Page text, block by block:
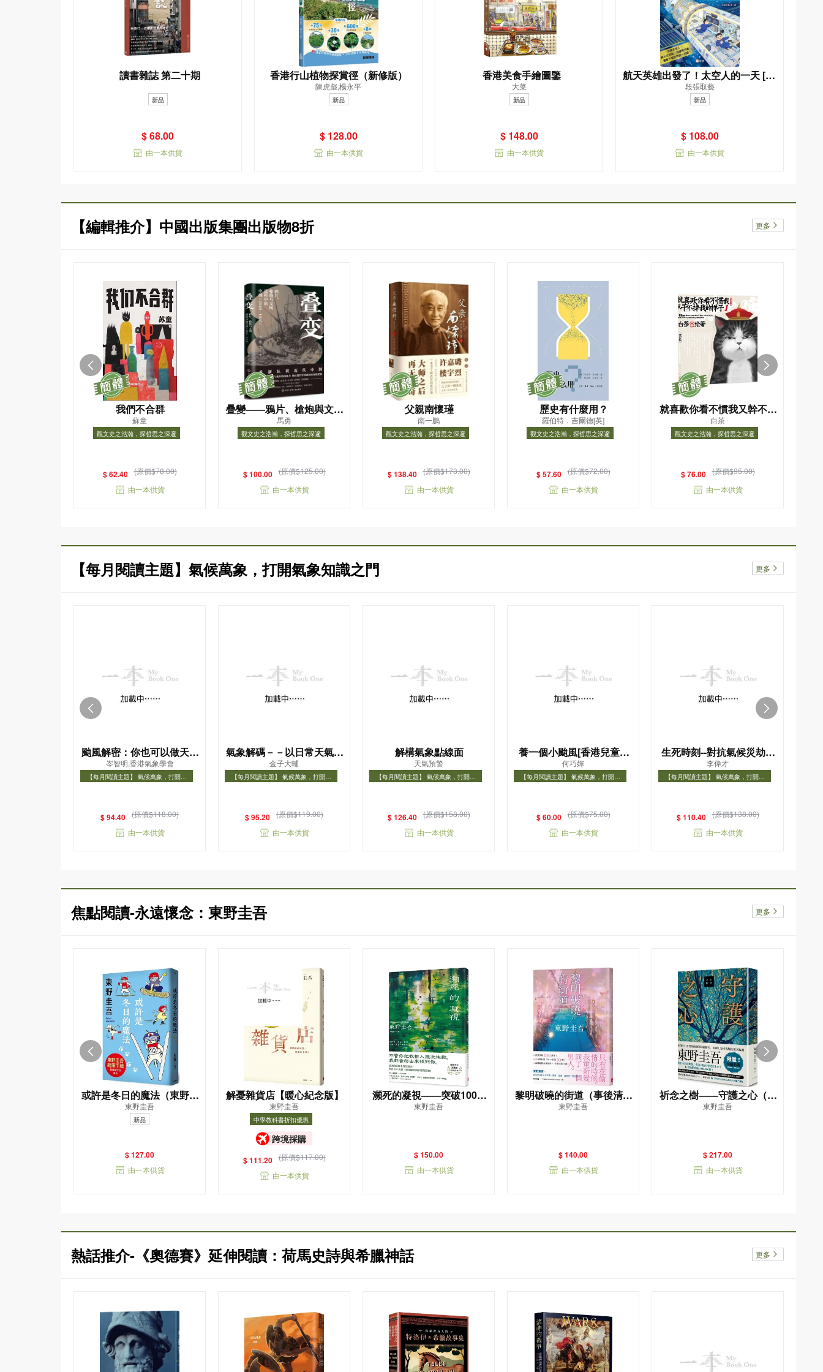
讀書雜誌 第二十期
新品
$ 68.00
由一本供貨
香港行山植物探賞徑（新修版）
陳虎彪,楊永平
新品
$ 128.00
由一本供貨
香港美食手繪圖鑒
大菜
新品
$ 148.00
由一本供貨
航天英雄出發了！太空人的一天 [新
雅．知識館]
段張取藝
新品
$ 108.00
由一本供貨
【編輯推介】中國出版集團出版物8折 更多
我們不合群
蘇童
觀文史之浩瀚，探哲思之深邃
$ 62.40 (原價$78.00)
由一本供貨
疊變——鴉片、槍炮與文明
進程中的中國(1840-1915)
馬勇
觀文史之浩瀚，探哲思之深邃
$ 100.00 (原價$125.00)
由一本供貨
父親南懷瑾
南一鵬
觀文史之浩瀚，探哲思之深邃
$ 138.40 (原價$173.00)
由一本供貨
歷史有什麼用？
羅伯特．吉爾德[英]
觀文史之浩瀚，探哲思之深邃
$ 57.60 (原價$72.00)
由一本供貨
就喜歡你看不慣我又幹不掉
我的樣子(1增訂版)
白茶
觀文史之浩瀚，探哲思之深邃
$ 76.00 (原價$95.00)
由一本供貨
【每月閱讀主題】氣候萬象，打開氣象知識之門 更多
颱風解密：你也可以做天氣
達人！
岑智明,香港氣象學會
【每月閱讀主題】 氣候萬象，打開氣
$ 94.40 (原價$118.00)
由一本供貨
氣象解碼－－以日常天氣變
化揭開大自然奧祕
金子大輔
【每月閱讀主題】 氣候萬象，打開氣
$ 95.20 (原價$119.00)
由一本供貨
解構氣象點線面
天氣預警
【每月閱讀主題】 氣候萬象，打開氣
$ 126.40 (原價$158.00)
由一本供貨
養一個小颱風[香港兒童文
學名家精選]
何巧嬋
【每月閱讀主題】 氣候萬象，打開氣
$ 60.00 (原價$75.00)
由一本供貨
生死時刻--對抗氣候災劫的
關鍵十年
李偉才
【每月閱讀主題】 氣候萬象，打開氣
$ 110.40 (原價$138.00)
由一本供貨
焦點閱讀-永遠懷念：東野圭吾 更多
或許是冬日的魔法（東野圭
吾親自繪製貓咪插畫限定書
衣版）
東野圭吾
新品
$ 127.00
由一本供貨
解憂雜貨店【暖心紀念版】
東野圭吾
中學教科書折扣優惠
中學教科書折扣優惠
跨境採購
$ 111.20 (原價$117.00)
由一本供貨
瀕死的凝視——突破100萬
冊！這次的東野圭吾很惡
東野圭吾
$ 150.00
由一本供貨
黎明破曉的街道（事後清晨
版）——東野圭吾筆下的
東野圭吾
$ 140.00
由一本供貨
祈念之樹——守護之心（限
量精裝版）
東野圭吾
$ 217.00
由一本供貨
熱話推介-《奧德賽》延伸閱讀：荷馬史詩與希臘神話 更多